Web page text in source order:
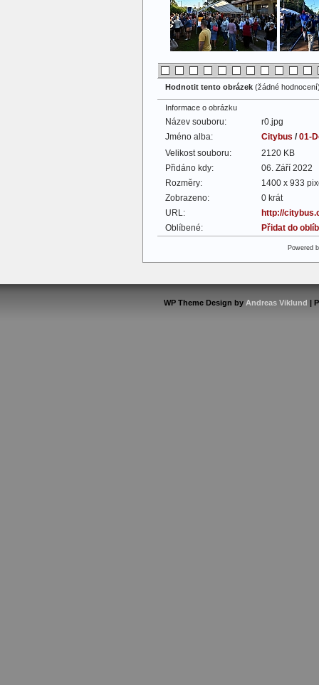
Hodnotit tento obrázek (žádné
Informace o obrázku
Název souboru:
r0.jpg
Jméno alba:
Citybus /01-
Velikost souboru:
2120 KB
Přidáno kdy:
06. Září 2022
Rozměry:
1400 x 933
Zobrazeno:
0 krát
URL:
http://
Oblíbené:
Přidat do
Powered
WP Theme Design by Andreas Viklund |